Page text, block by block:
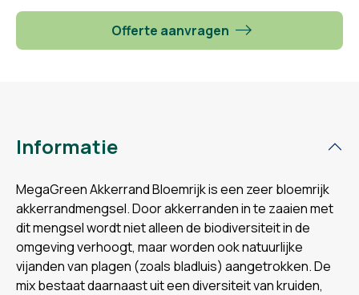
Offerte aanvragen
Informatie
MegaGreen Akkerrand Bloemrijk is een zeer bloemrijk
akkerrandmengsel. Door akkerranden in te zaaien met
dit mengsel wordt niet alleen de biodiversiteit in de
omgeving verhoogt, maar worden ook natuurlijke
vijanden van plagen (zoals bladluis) aangetrokken. De
mix bestaat daarnaast uit een diversiteit van kruiden,